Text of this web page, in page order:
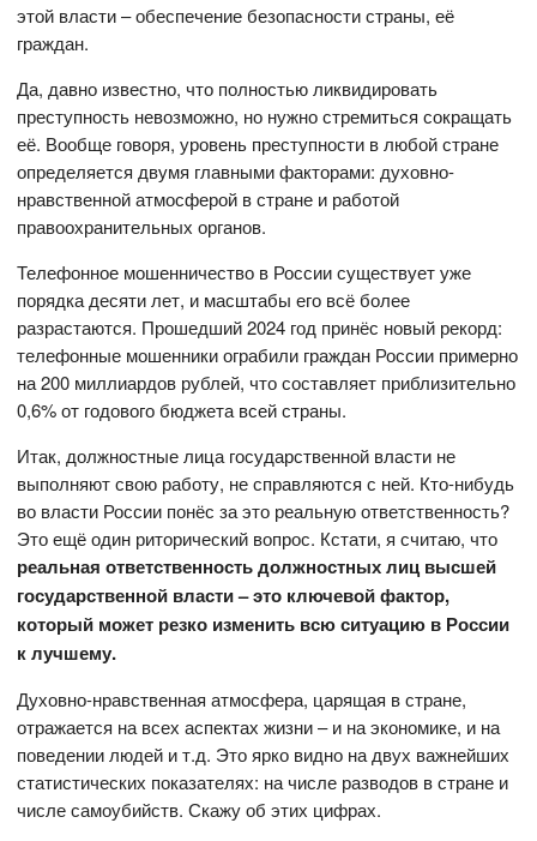
этой власти – обеспечение безопасности страны, её
граждан.
Да, давно известно, что полностью ликвидировать
преступность невозможно, но нужно стремиться сокращать
её. Вообще говоря, уровень преступности в любой стране
определяется двумя главными факторами: духовно-
нравственной атмосферой в стране и работой
правоохранительных органов.
Телефонное мошенничество в России существует уже
порядка десяти лет, и масштабы его всё более
разрастаются. Прошедший 2024 год принёс новый рекорд:
телефонные мошенники ограбили граждан России примерно
на 200 миллиардов рублей, что составляет приблизительно
0,6% от годового бюджета всей страны.
Итак, должностные лица государственной власти не
выполняют свою работу, не справляются с ней. Кто-нибудь
во власти России понёс за это реальную ответственность?
Это ещё один риторический вопрос. Кстати, я считаю, что
реальная ответственность должностных лиц высшей
государственной власти – это ключевой фактор,
который может резко изменить всю ситуацию в России
к лучшему.
Духовно-нравственная атмосфера, царящая в стране,
отражается на всех аспектах жизни – и на экономике, и на
поведении людей и т.д. Это ярко видно на двух важнейших
статистических показателях: на числе разводов в стране и
числе самоубийств. Скажу об этих цифрах.